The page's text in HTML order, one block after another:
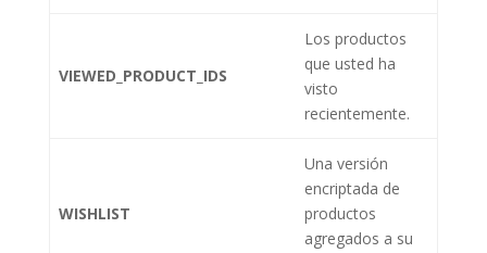
VIEWED_PRODUCT_IDS
Los productos
que usted ha
visto
recientemente.
WISHLIST
Una versión
encriptada de
productos
agregados a su